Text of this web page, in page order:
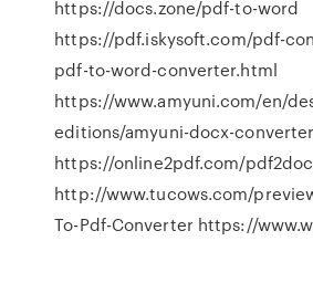
https://docs.zone/pdf-to-word
https://pdf.iskysoft.com/pdf-
pdf-to-word-converter.html
https://www.amyuni.com/en/
editions/amyuni-docx-
https://online2pdf.com/
http://www.tucows.com/
To-Pdf-Converter https://